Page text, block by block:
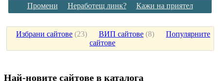
Промени Неработещ линк? Кажи на приятел
Избрани сайтове (23) ВИП сайтове (8) Популярните
сайтове
Най-новите сайтoве в каталога